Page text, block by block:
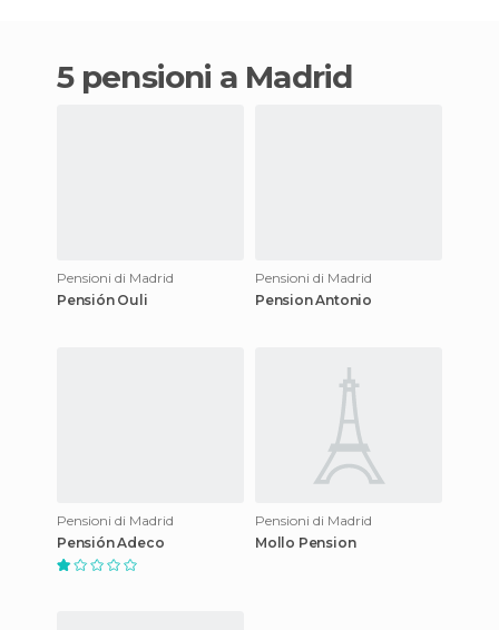
5 pensioni a Madrid
Pensioni di Madrid
Pensión Ouli
Pensioni di Madrid
Pension Antonio
Pensioni di Madrid
Pensión Adeco
Pensioni di Madrid
Mollo Pension